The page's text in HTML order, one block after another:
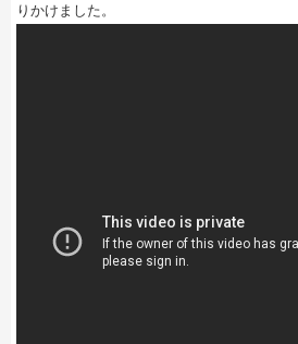
りかけました。